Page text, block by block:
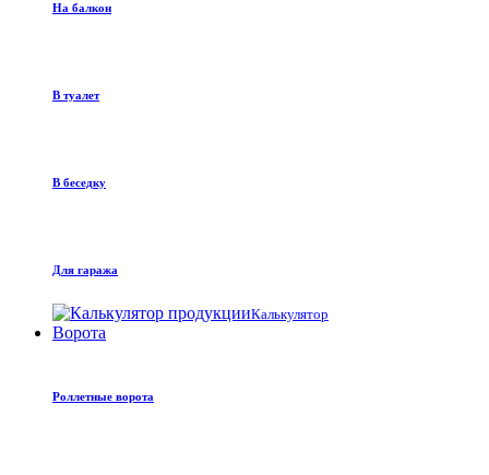
На балкон
В туалет
В беседку
Для гаража
Калькулятор
Ворота
Роллетные ворота